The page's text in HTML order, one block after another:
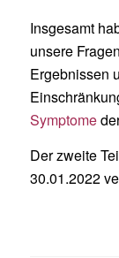
Insgesamt
unsere
Ergebnissen
Symptome
Der zweite
30.01.2022